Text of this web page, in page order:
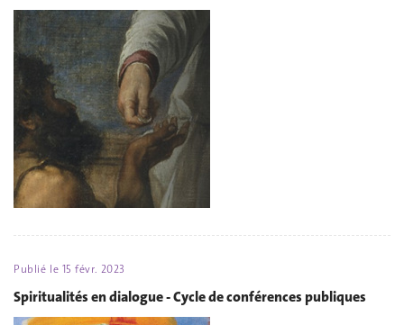
Publié le 15 févr. 2023
Spiritualités en dialogue - Cycle de conférences publiques